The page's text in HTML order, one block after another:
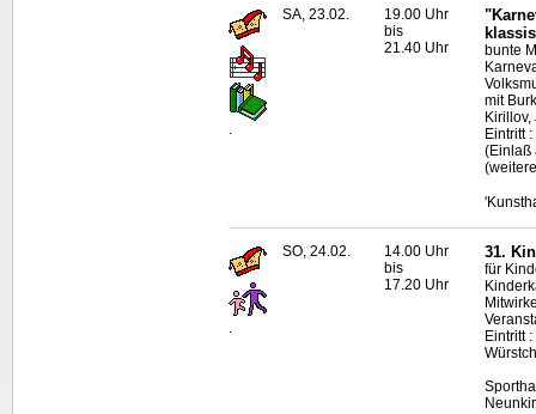
.
SA, 23.02.
19.00 Uhr
bis
21.40 Uhr
bunte
mit
Eintritt
(Einlaß
.
SO, 24.02.
14.00 Uhr
bis
17.20 Uhr
31.
für
Eintritt